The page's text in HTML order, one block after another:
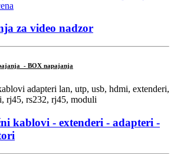
za video nadzor
- BOX napajanja
kablovi - extenderi - adapteri -